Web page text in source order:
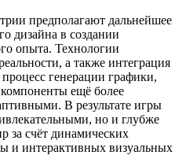
предполагают дальнейшее
дизайна в создании
опыта. Технологии
а также интеграция
генерации графики,
ещё более
В результате игры
но и глубже
счёт динамических
и интерактивных визуальных